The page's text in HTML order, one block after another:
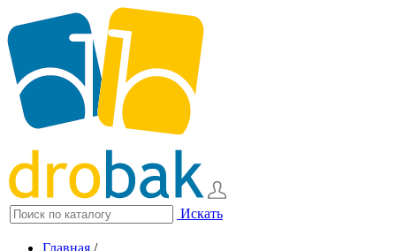
Искать
Главная /